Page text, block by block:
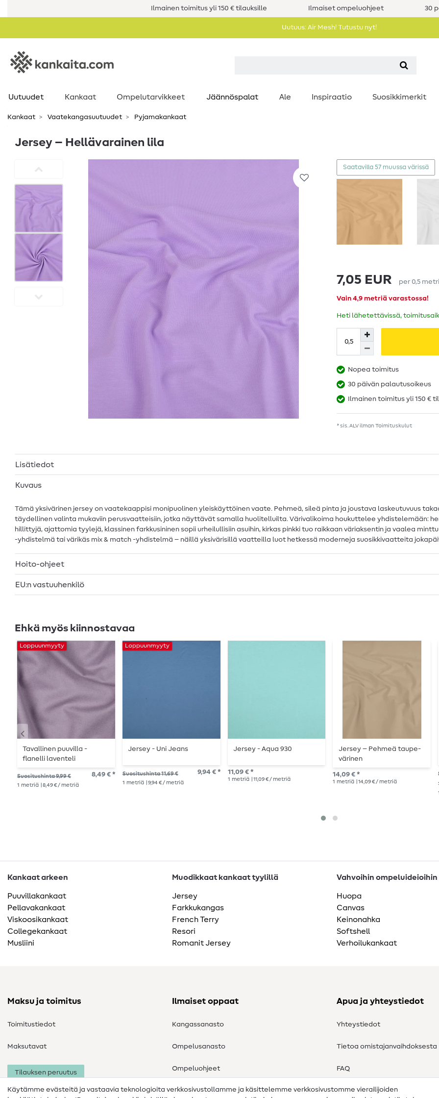
Ilmainen toimitus yli 150 € tilauksille Ilmaiset ompeluohjeet 30
Uutuus: Air Mesh! Tutustu nyt!
Uutuudet Kankaat Ompelutarvikkeet Jäännöspalat Ale Inspiraatio Suosikkimerkit
Kankaat Vaatekangasuutuudet Pyjamakankaat
Jersey – Hellävarainen lila
Saatavilla 57 muussa värissä
7,05 EUR per 0,5
Vain 4,9 metriä varastossa!
Heti lähetettävissä,
Nopea toimitus
30 päivän palautusoikeus
Ilmainen toimitus yli 150 €
* sis. ALV ilman Toimituskulut
Lisätiedot
Kuvaus
Tämä yksivärinen jersey on vaatekaappisi monipuolinen yleiskäyttöinen vaate. Pehmeä, sileä pinta ja joustava laskeutuvuus
täydellinen valinta mukaviin perusvaatteisiin, jotka näyttävät samalla huolitelluilta. Värivalikoima houkuttelee yhdistelemään:
hillittyjä, ajattomia tyylejä, klassinen farkkusininen sopii urheilullisiin asuihin, kirkas pinkki tuo raikkaan väriaksentin ja vaalea
-yhdistelmä tai värikäs mix & match -yhdistelmä – näillä yksivärisillä vaatteilla luot hetkessä moderneja suosikkivaatteita
Hoito-ohjeet
EU:n vastuuhenkilö
Ehkä myös kiinnostavaa
Loppuunmyyty
Tavallinen puuvilla -
flanelli laventeli
Suositushinta 9,99 € 8,49 € *
1 metriä | 8,49 € / metriä
Loppuunmyyty
Jersey - Uni Jeans
Suositushinta 11,69 € 9,94 € *
1 metriä | 9,94 € / metriä
Jersey - Aqua 930
11,09 € *
1 metriä | 11,09 € / metriä
Jersey – Pehmeä taupe-
värinen
14,09 € *
1 metriä | 14,09 € / metriä
Kankaat arkeen
Puuvillakankaat
Pellavakankaat
Viskoosikankaat
Collegekankaat
Musliini
Muodikkaat kankaat tyylillä
Jersey
Farkkukangas
French Terry
Resori
Romanit Jersey
Vahvoihin ompeluideioihin
Huopa
Canvas
Keinonahka
Softshell
Verhoilukankaat
Maksu ja toimitus
Toimitustiedot
Maksutavat
Tilauksen peruutus
Ilmaiset oppaat
Kangassanasto
Ompelusanasto
Ompeluohjeet
Apua ja yhteystiedot
Yhteystiedot
Tietoa omistajanvaihdoksesta
FAQ
Peruutusoikeus
Käytämme evästeitä ja vastaavia teknologioita verkkosivustollamme ja käsittelemme verkkosivustomme vierailijoiden